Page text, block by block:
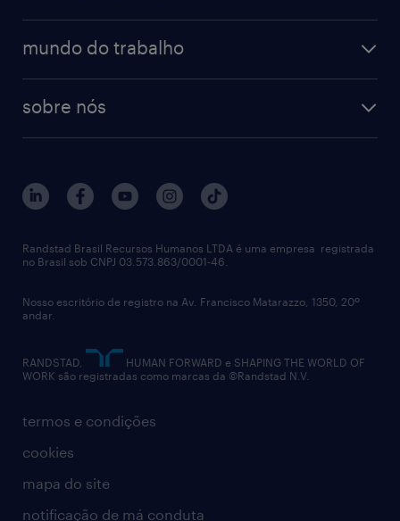
mundo do trabalho
sobre nós
termos e condições
cookies
mapa do site
notificação de má conduta
Randstad Brasil Recursos Humanos LTDA é uma empresa registrada
no Brasil sob CNPJ 03.573.863/0001-46.
Nosso escritório de registro na Av. Francisco Matarazzo, 1350, 20º
andar.
RANDSTAD,
HUMAN FORWARD e SHAPING THE WORLD OF
WORK são registradas como marcas da ©Randstad N.V.